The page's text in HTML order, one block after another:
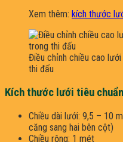
Xem thêm: kích thước
Điều chỉnh chiều cao
thi đấu
Kích thước lưới tiêu chuẩn
Chiều dài lưới: 9,5 – 10
căng sang hai bên cột)
Chiều rộng: 1 mét